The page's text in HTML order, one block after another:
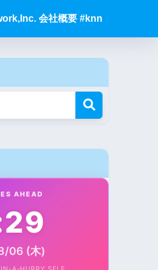
会社概要 #knn
AHEAD
06 (木)